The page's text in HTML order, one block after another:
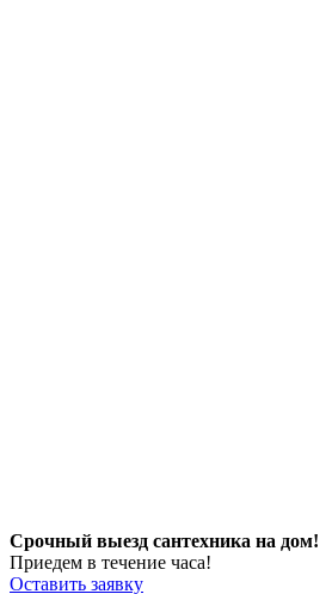
Срочный выезд сантехника на дом!
Приедем в течение часа!
Оставить заявку